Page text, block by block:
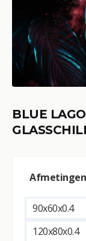
BLUE
Afmetingen
90x60x0.4
120x80x0.4